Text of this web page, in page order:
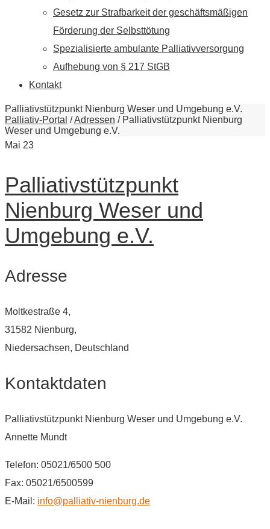
Gesetz zur Strafbarkeit der geschäftsmäßigen
Förderung der Selbsttötung
Spezialisierte ambulante Palliativversorgung
Aufhebung von § 217 StGB
Kontakt
Palliativstützpunkt Nienburg Weser und Umgebung e.V.
Palliativ-Portal /Adressen / Palliativstützpunkt Nienburg
Weser und Umgebung e.V.
Mai 23
Palliativstützpunkt
Nienburg Weser und
Umgebung e.V.
Adresse
Moltkestraße 4,
31582 Nienburg,
Niedersachsen, Deutschland
Kontaktdaten
Palliativstützpunkt Nienburg Weser und Umgebung e.V.
Annette Mundt
Telefon: 05021/6500 500
Fax: 05021/6500599
E-Mail: info@palliativ-nienburg.de